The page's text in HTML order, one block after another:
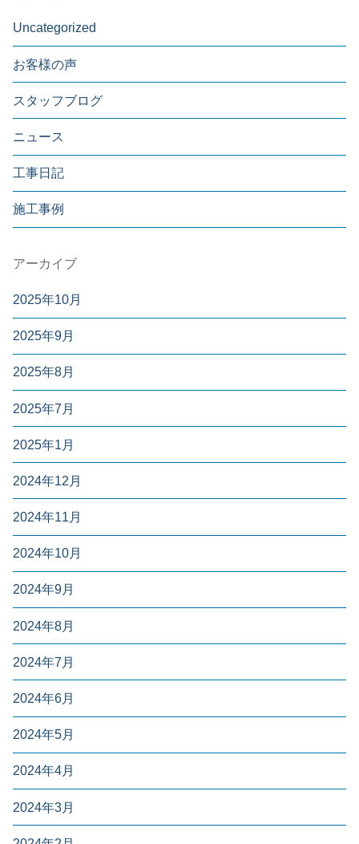
Uncategorized
お客様の声
スタッフブログ
ニュース
工事日記
施工事例
アーカイブ
2025年10月
2025年9月
2025年8月
2025年7月
2025年1月
2024年12月
2024年11月
2024年10月
2024年9月
2024年8月
2024年7月
2024年6月
2024年5月
2024年4月
2024年3月